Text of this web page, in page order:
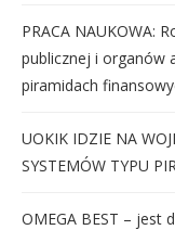
PRACA NAUKOWA:
publicznej i organów
piramidach
UOKIK IDZIE NA
SYSTEMÓW TYPU
OMEGA BEST – jest